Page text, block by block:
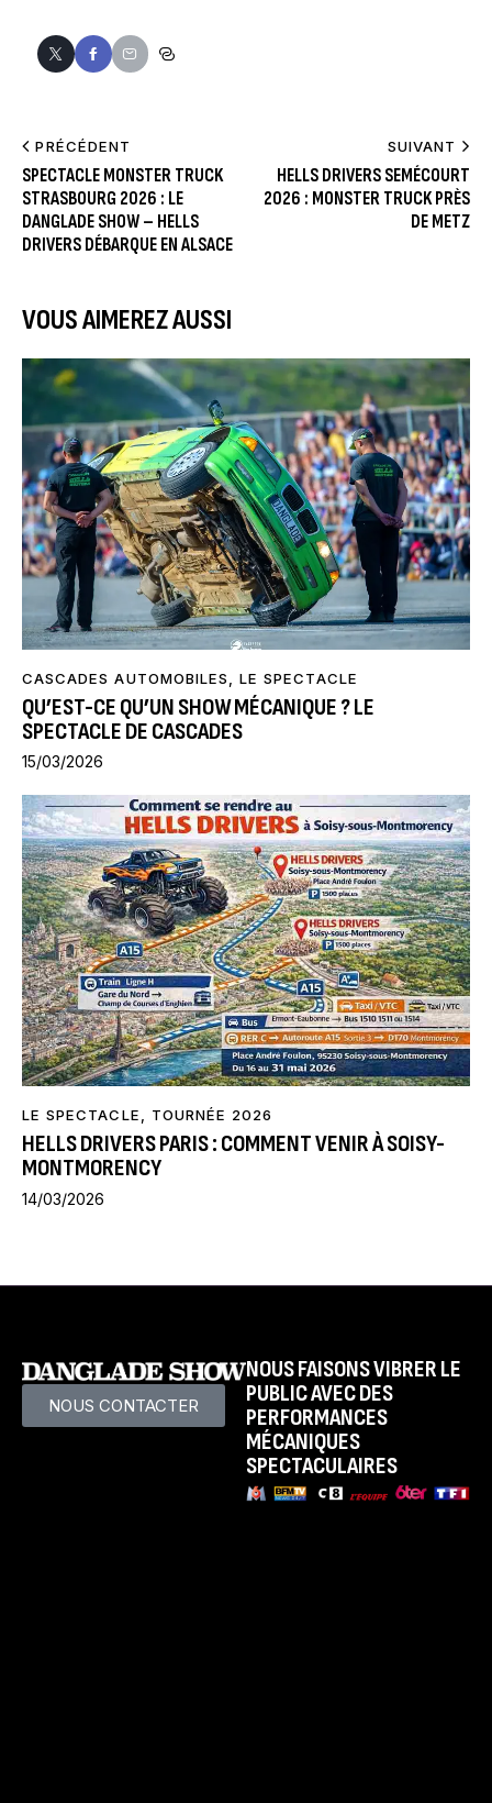
PRÉCÉDENT
SPECTACLE MONSTER TRUCK
STRASBOURG 2026 : LE
DANGLADE SHOW – HELLS
DRIVERS DÉBARQUE EN ALSACE
SUIVANT
HELLS DRIVERS SEMÉCOURT
2026 : MONSTER TRUCK PRÈS
DE METZ
VOUS AIMEREZ AUSSI
CASCADES AUTOMOBILES ,LE SPECTACLE
QU’EST-CE QU’UN SHOW MÉCANIQUE ? LE
SPECTACLE DE CASCADES
15/03/2026
LE SPECTACLE, TOURNÉE 2026
HELLS DRIVERS PARIS : COMMENT VENIR À SOISY-
MONTMORENCY
14/03/2026
NOUS CONTACTER
NOUS FAISONS VIBRER LE
PUBLIC AVEC DES
PERFORMANCES
MÉCANIQUES
SPECTACULAIRES